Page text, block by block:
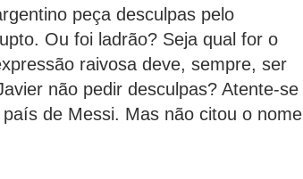
peça desculpas pelo
Ou foi ladrão? Seja qual for o
raivosa deve, sempre, ser
não pedir desculpas? Atente-se
de Messi. Mas não citou o nome